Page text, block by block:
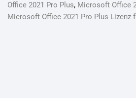
Office 2021 Pro Plus, Microsoft Office
Microsoft Office 2021 Pro Plus Lizenz